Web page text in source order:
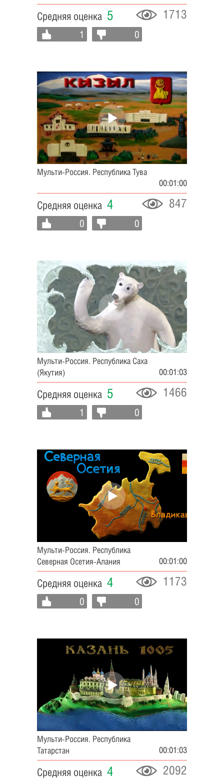
Средняя оценка 5 1713
1 0
Мульти-Россия. Республика Тува
00:01:00
Средняя оценка 4 847
0 0
Мульти-Россия. Республика Саха
(Якутия)
00:01:03
Средняя оценка 5 1466
1 0
Мульти-Россия. Республика
Северная Осетия-Алания
00:01:00
Средняя оценка 4 1173
0 0
Мульти-Россия. Республика
Татарстан
00:01:03
Средняя оценка 4 2092